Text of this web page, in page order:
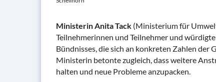
Ministerin Anita Tack (Ministerium für
Teilnehmerinnen und Teilnehmer und
Bündnisses, die sich an konkreten Zahlen
Ministerin betonte zugleich, dass weitere
halten und neue Probleme anzupacken.